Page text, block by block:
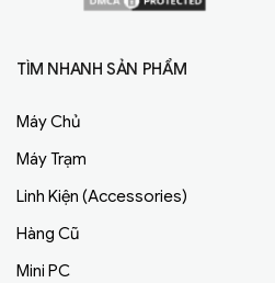
TÌM NHANH SẢN PHẨM
Máy Chủ
Máy Trạm
Linh Kiện (Accessories)
Hàng Cũ
Mini PC